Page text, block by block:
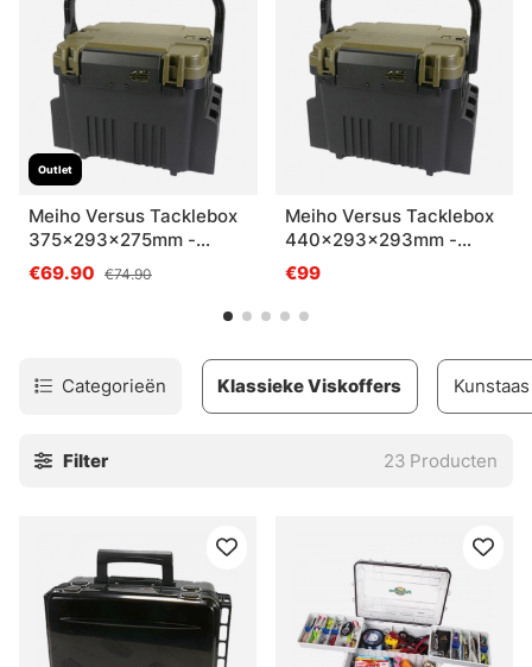
Outlet
Meiho Versus Tacklebox
375x293x275mm -
Green
€69.90 €74.90
Meiho Versus Tacklebox
440x293x293mm -
Green
€99
Categorieën Klassieke Viskoffers
Filter 23 Producten